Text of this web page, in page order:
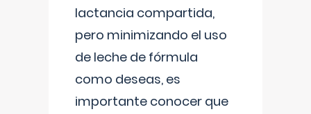
lactancia compartida,
pero minimizando el uso
de leche de fórmula
como deseas, es
importante conocer que